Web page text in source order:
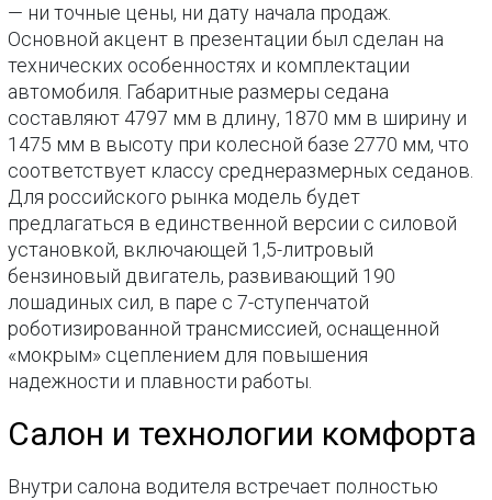
— ни точные цены, ни дату начала продаж.
Основной акцент в презентации был сделан на
технических особенностях и комплектации
автомобиля. Габаритные размеры седана
составляют 4797 мм в длину, 1870 мм в ширину и
1475 мм в высоту при колесной базе 2770 мм, что
соответствует классу среднеразмерных седанов.
Для российского рынка модель будет
предлагаться в единственной версии с силовой
установкой, включающей 1,5-литровый
бензиновый двигатель, развивающий 190
лошадиных сил, в паре с 7-ступенчатой
роботизированной трансмиссией, оснащенной
«мокрым» сцеплением для повышения
надежности и плавности работы.
Салон и технологии комфорта
Внутри салона водителя встречает полностью